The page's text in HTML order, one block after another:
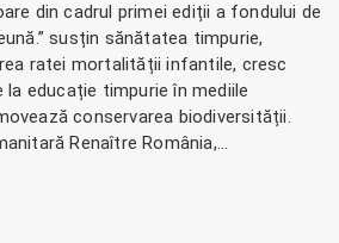
din cadrul primei ediții a fondului de
susțin sănătatea timpurie,
ratei mortalității infantile, cresc
la educație timpurie în mediile
conservarea biodiversității.
Renaître România,…